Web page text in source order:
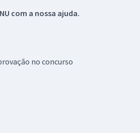
com a nossa ajuda.
no concurso